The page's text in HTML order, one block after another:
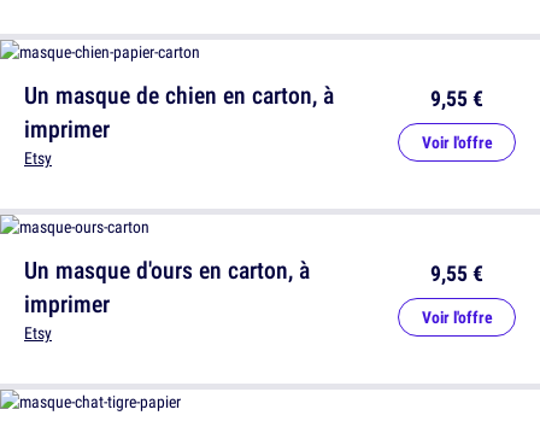
Un masque d'ours en carton, à
imprimer
Etsy
9,55 €
Voir l'offre
Un masque de chien en carton, à
imprimer
Etsy
9,55 €
Voir l'offre